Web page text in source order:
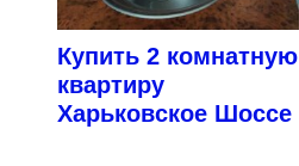
Купить 2 комнатную
квартиру
Харьковское Шоссе